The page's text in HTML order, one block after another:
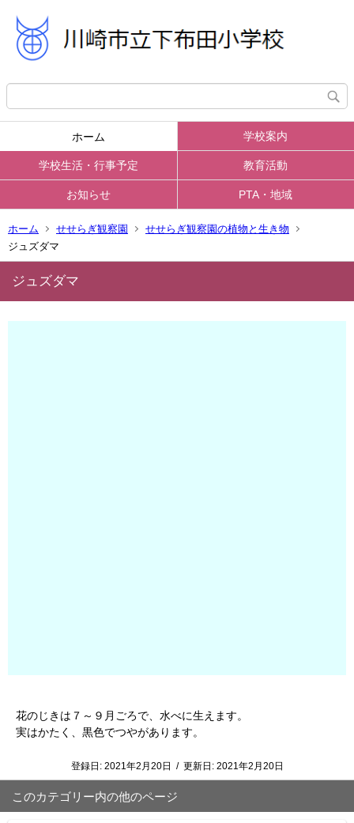
ホーム 学校案内
学校生活・行事予定 教育活動
お知らせ PTA・地域
ホーム せせらぎ観察園
せせらぎ観察園の植物と生き物
ジュズダマ
ジュズダマ
花のじきは７～９月ごろで、水べに生えます。
実はかたく、黒色でつやがあります。
登録日: 2021年2月20日 / 更新日: 2021年2月20日
このカテゴリー内の他のページ